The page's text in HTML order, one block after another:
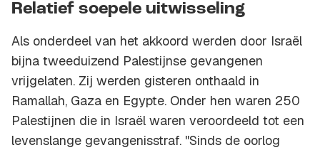
Relatief soepele uitwisseling
Als onderdeel van het akkoord werden door Israël
bijna tweeduizend Palestijnse gevangenen
vrijgelaten. Zij werden gisteren onthaald in
Ramallah, Gaza en Egypte. Onder hen waren 250
Palestijnen die in Israël waren veroordeeld tot een
levenslange gevangenisstraf. "Sinds de oorlog